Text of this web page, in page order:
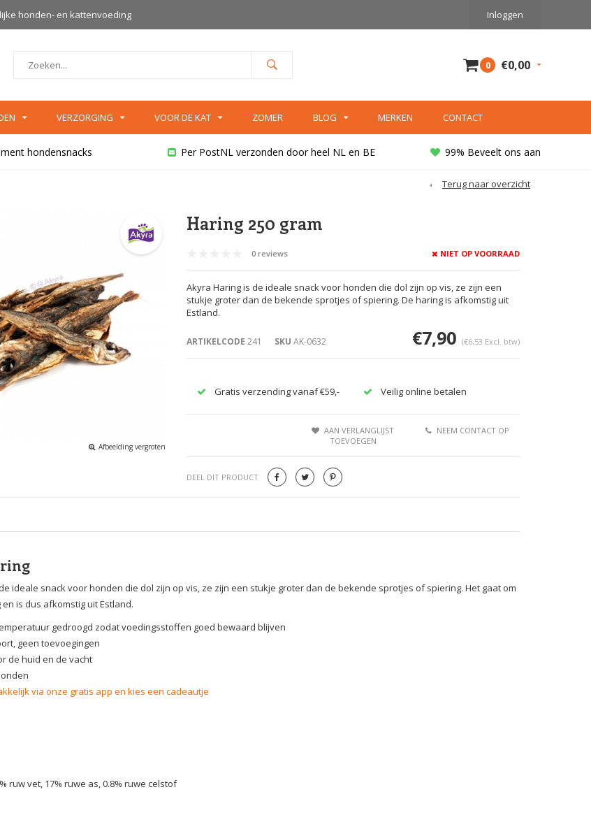
honden- en kattenvoeding Inloggen
0 €0,00
VERZORGING VOOR DE KAT ZOMER BLOG MERKEN CONTACT
hondensnacks Per PostNL verzonden door heel NL en BE 99% Beveelt ons aan
Terug naar overzicht
Afbeelding vergroten
Haring 250 gram
0 reviews NIET OP VOORRAAD
Akyra Haring is de ideale snack voor honden die dol zijn op vis, ze zijn een
stukje groter dan de bekende sprotjes of spiering. De haring is afkomstig uit
Estland.
ARTIKELCODE 241 SKU AK-0632 €7,90 (€6,53 Excl. btw)
Gratis verzending vanaf €59,- Veilig online betalen
AAN VERLANGLIJST
TOEVOEGEN
NEEM CONTACT OP
DEEL DIT PRODUCT
ideale snack voor honden die dol zijn op vis, ze zijn een stukje groter dan de bekende sprotjes of spiering. Het gaat om
is dus afkomstig uit Estland.
gedroogd zodat voedingsstoffen goed bewaard blijven
geen toevoegingen
de huid en de vacht
via onze gratis app en kies een cadeautje
ruw vet, 17% ruwe as, 0.8% ruwe celstof